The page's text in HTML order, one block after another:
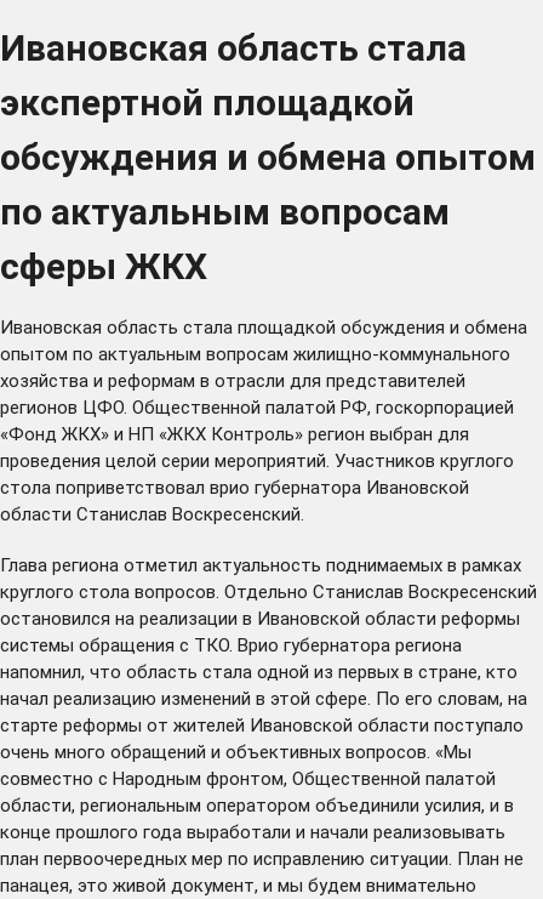
Ивановская область стала
экспертной площадкой
обсуждения и обмена опытом
по актуальным вопросам
сферы ЖКХ
Ивановская область стала площадкой обсуждения и обмена
опытом по актуальным вопросам жилищно-коммунального
хозяйства и реформам в отрасли для представителей
регионов ЦФО. Общественной палатой РФ, госкорпорацией
«Фонд ЖКХ» и НП «ЖКХ Контроль» регион выбран для
проведения целой серии мероприятий. Участников круглого
стола поприветствовал врио губернатора Ивановской
области Станислав Воскресенский.
Глава региона отметил актуальность поднимаемых в рамках
круглого стола вопросов. Отдельно Станислав Воскресенский
остановился на реализации в Ивановской области реформы
системы обращения с ТКО. Врио губернатора региона
напомнил, что область стала одной из первых в стране, кто
начал реализацию изменений в этой сфере. По его словам, на
старте реформы от жителей Ивановской области поступало
очень много обращений и объективных вопросов. «Мы
совместно с Народным фронтом, Общественной палатой
области, региональным оператором объединили усилия, и в
конце прошлого года выработали и начали реализовывать
план первоочередных мер по исправлению ситуации. План не
панацея, это живой документ, и мы будем внимательно